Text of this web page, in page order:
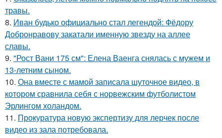
травы.
8. Иван будько официально стал легендой: Фёдору
Добронравову закатали именную звезду на аллее
славы.
9. "Рост Вани 175 см": Елена Ваенга снялась с мужем и
13-летним сыном.
10. Она вместе с мамой записала шуточное видео, в
котором сравнила себя с норвежским футболистом
Эрлингом холандом.
11. Прокуратура новую экспертизу для лерчек после
видео из зала потребовала.